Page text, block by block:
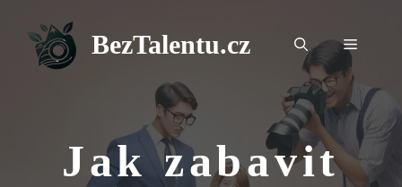
obsah
BezTalentu.cz Menu
Jak zabavit